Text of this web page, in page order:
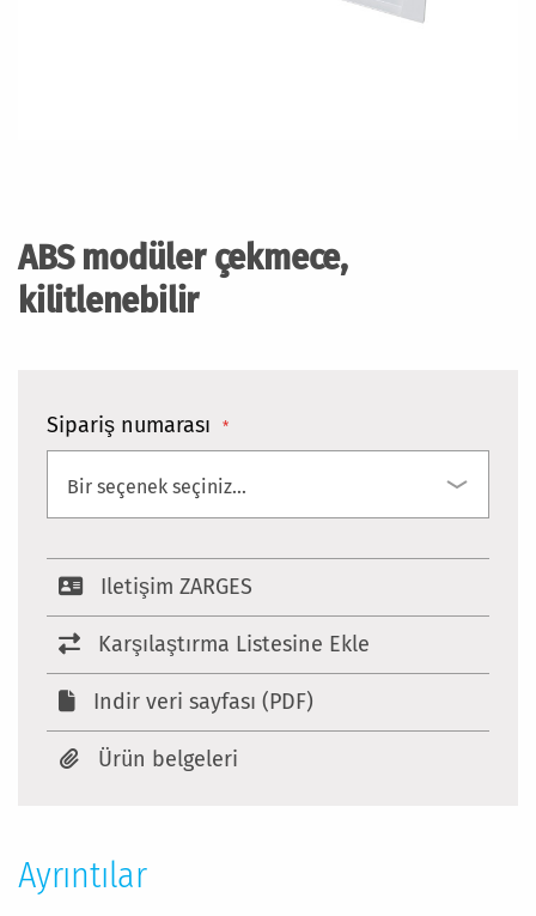
ABS modüler çekmece,
kilitlenebilir
Sipariş numarası
Iletişim ZARGES
Karşılaştırma Listesine Ekle
Indir veri sayfası (PDF)
Ürün belgeleri
git
Ayrıntılar